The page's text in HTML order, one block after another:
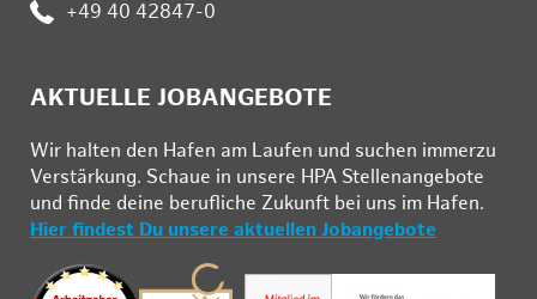
Telefon:
+49 40 42847-0
AKTUELLE JOBANGEBOTE
Wir hal­ten den Ha­fen am Lau­fen und su­chen im­mer­zu
Ver­stär­kung. Schau­e in un­se­re HPA Stel­len­an­ge­bo­te
und fin­de deine be­ruf­li­che Zu­kunft bei uns im Ha­fen.
Hier findest Du unsere aktuellen Jobangebote